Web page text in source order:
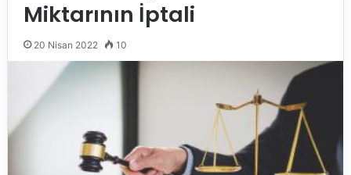
Miktarının İptali
20 Nisan 2022 10